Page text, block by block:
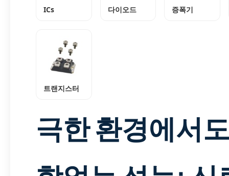
ICs 다이오드 증폭기
트랜지스터
극한 환경에서